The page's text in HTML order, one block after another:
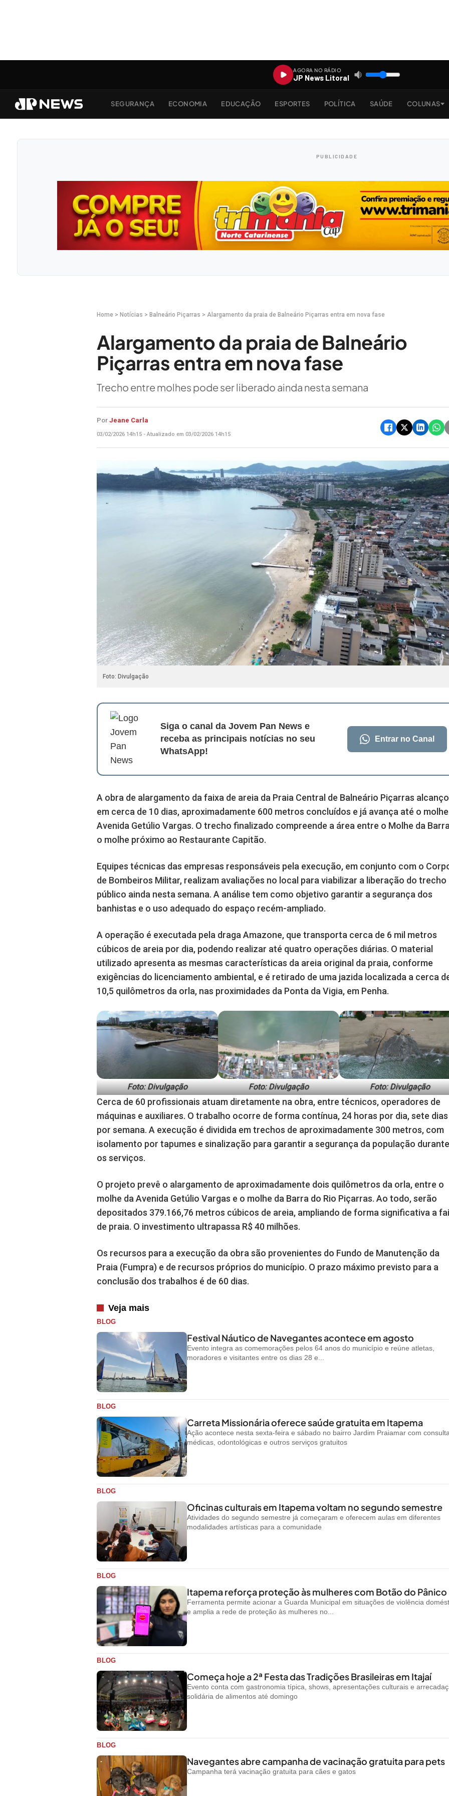
AGORA NO RÁDIO
JP News Litoral
SEGURANÇA ECONOMIA EDUCAÇÃO ESPORTES POLÍTICA SAÚDE COLUNAS
Home > Notícias > Balneário Piçarras >Alargamento da praia de Balneário Piçarras entra em nova fase
Alargamento da praia de Balneário
Piçarras entra em nova fase
Trecho entre molhes pode ser liberado ainda nesta semana
PorJeane Carla
03/02/2026 14h15 - Atualizado em 03/02/2026 14h15
Foto: Divulgação
Siga o canal da Jovem Pan News e
receba as principais notícias no seu
WhatsApp!
Entrar no Canal
A obra de alargamento da faixa de areia da Praia Central de Balneário Piçarras
em cerca de 10 dias, aproximadamente 600 metros concluídos e já avança até o
Avenida Getúlio Vargas. O trecho finalizado compreende a área entre o Molhe da
o molhe próximo ao Restaurante Capitão.
Equipes técnicas das empresas responsáveis pela execução, em conjunto com o
de Bombeiros Militar, realizam avaliações no local para viabilizar a liberação do trecho
público ainda nesta semana. A análise tem como objetivo garantir a segurança dos
banhistas e o uso adequado do espaço recém-ampliado.
A operação é executada pela draga Amazone, que transporta cerca de 6 mil metros
cúbicos de areia por dia, podendo realizar até quatro operações diárias. O material
utilizado apresenta as mesmas características da areia original da praia, conforme
exigências do licenciamento ambiental, e é retirado de uma jazida localizada a cerca
10,5 quilômetros da orla, nas proximidades da Ponta da Vigia, em Penha.
Foto: Divulgação Foto: Divulgação Foto: Divulgação
Cerca de 60 profissionais atuam diretamente na obra, entre técnicos, operadores de
máquinas e auxiliares. O trabalho ocorre de forma contínua, 24 horas por dia, sete dias
por semana. A execução é dividida em trechos de aproximadamente 300 metros, com
isolamento por tapumes e sinalização para garantir a segurança da população
os serviços.
O projeto prevê o alargamento de aproximadamente dois quilômetros da orla, entre o
molhe da Avenida Getúlio Vargas e o molhe da Barra do Rio Piçarras. Ao todo, serão
depositados 379.166,76 metros cúbicos de areia, ampliando de forma significativa a
de praia. O investimento ultrapassa R$ 40 milhões.
Os recursos para a execução da obra são provenientes do Fundo de Manutenção da
Praia (Fumpra) e de recursos próprios do município. O prazo máximo previsto para a
conclusão dos trabalhos é de 60 dias.
Veja mais
BLOG
Festival Náutico de Navegantes acontece em agosto
Evento integra as comemorações pelos 64 anos do município e reúne atletas,
moradores e visitantes entre os dias 28 e...
BLOG
Carreta Missionária oferece saúde gratuita em Itapema
Ação acontece nesta sexta-feira e sábado no bairro Jardim Praiamar com
médicas, odontológicas e outros serviços gratuitos
BLOG
Oficinas culturais em Itapema voltam no segundo semestre
Atividades do segundo semestre já começaram e oferecem aulas em diferentes
modalidades artísticas para a comunidade
BLOG
Itapema reforça proteção às mulheres com Botão do Pânico
Ferramenta permite acionar a Guarda Municipal em situações de violência
e amplia a rede de proteção às mulheres no...
BLOG
Começa hoje a 2ª Festa das Tradições Brasileiras em Itajaí
Evento conta com gastronomia típica, shows, apresentações culturais e
solidária de alimentos até domingo
BLOG
Navegantes abre campanha de vacinação gratuita para pets
Campanha terá vacinação gratuita para cães e gatos